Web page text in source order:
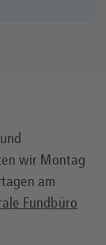
wir Montag
am
Fundbüro